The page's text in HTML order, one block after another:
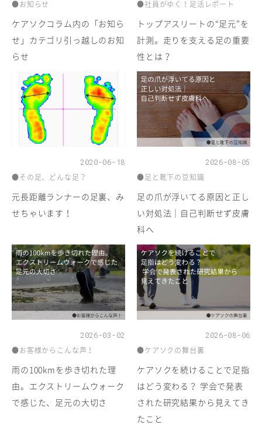
●お知らせ
ケアソクコラム内の「お知ら
せ」カテゴリ引っ越しのお知
らせ
●社員がゆく！足活レポート
トップアスリートの“足元”を
計測。走りを支える足の重要
性とは？
2020-06-18
●その足、どんな足？
元長距離ランナーの足裏、み
せちゃいます！
2026-08-05
●足と靴下の豆知識
足の爪が浮いてる原因と正し
い対処法｜自己判断せず皮膚
科へ
2026-03-02
●お客様からこんな声！
雨の100kmを歩き切れた理
由。エクストリームウォーク
で感じた、足元の大切さ
2026-08-06
●ケアソクの舞台裏
ケアソクを続けることで足指
はどう変わる？ 学会で発表
された研究結果から見えてき
たこと